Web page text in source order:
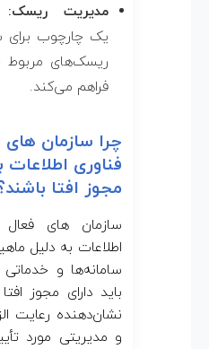
مدیریت ریسک:
یک چارچوب
ریسک‌های مربوط
فراهم می‌کند.
چرا سازمان های
فناوری اطلاعات
مجوز افتا
سازمان های فعال
اطلاعات به دلیل
سامانه‌ها و خدماتی
باید دارای مجوز
نشان‌دهنده رعایت
و مدیریتی مورد